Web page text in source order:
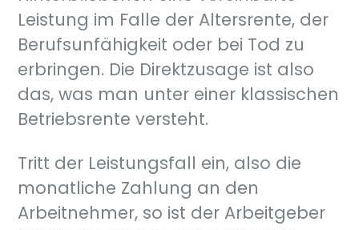
Leistung im Falle der Altersrente, der
Berufsunfähigkeit oder bei Tod zu
erbringen. Die Direktzusage ist also
das, was man unter einer klassischen
Betriebsrente versteht.
Tritt der Leistungsfall ein, also die
monatliche Zahlung an den
Arbeitnehmer, so ist der Arbeitgeber